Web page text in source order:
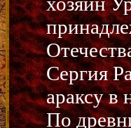
Сергия
араксу в
По